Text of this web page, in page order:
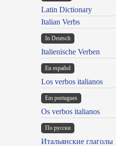
Latin Dictionary
Italian Verbs
In Deutsch
Italienische Verben
En español
Los verbos italianos
Em portugues
Os verbos italianos
По русски
Итальянские глаголы